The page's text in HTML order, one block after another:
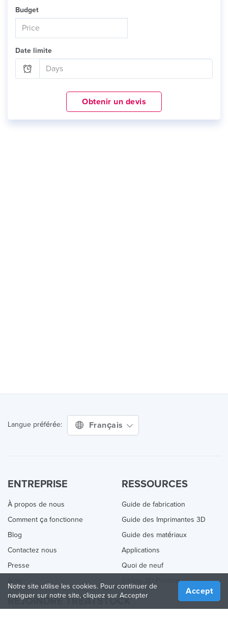
Budget
Date limite
Obtenir un devis
Langue préférée: Français
ENTREPRISE
À propos de nous
Comment ça fonctionne
Blog
Contactez nous
Presse
RESSOURCES
Guide de fabrication
Guide des Imprimantes 3D
Guide des matériaux
Applications
Quoi de neuf
Online 3D Printing
REJOINDRE TREATSTOCK
Notre site utilise les cookies. Pour continuer de
naviguer sur notre site, cliquez sur Accepter
Accept